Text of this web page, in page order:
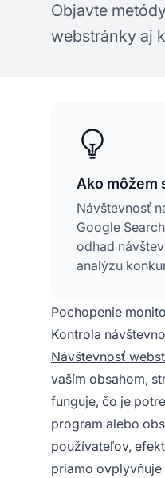
Objavte
webstránky aj
Ako môžem
Návštevnosť
Google
odhad
analýzu
Pochopenie
Kontrola
Návštevnosť
vaším obsahom,
funguje, čo je
program alebo
používateľov,
priamo